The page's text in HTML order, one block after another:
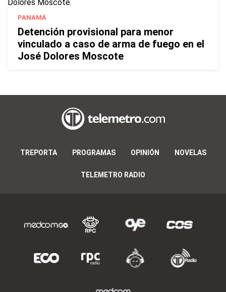
PANAMÁ
Detención provisional para menor
vinculado a caso de arma de fuego en el
José Dolores Moscote
TREPORTA PROGRAMAS OPINIÓN NOVELAS
TELEMETRO RADIO